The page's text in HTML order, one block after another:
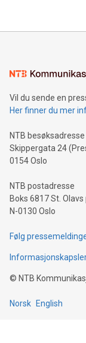
Vil du sende en
Her finner du mer
NTB besøksadresse
Skippergata 24
0154 Oslo
NTB postadresse
Boks 6817 St. Olavs
N-0130 Oslo
Følg
© NTB
Norsk English